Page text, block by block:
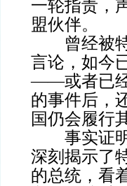
一轮指责，
盟伙伴。
曾经被特
言论，如今
——或者已
的事件后，
国仍会履行
事实证明
深刻揭示了
的总统，看